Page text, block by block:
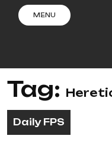
content
MENU
Tag:
Daily FPS